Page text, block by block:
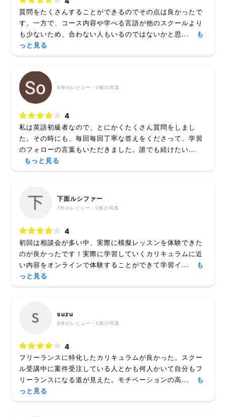
質問をたくさんすることができるのでその点は良かったで
す。一方で、コース内容や学べる言語が他のスクールより
も少ないため、合わない人もいるのではないかと思...
も
っと見る
8件のレビュー・ 0枚の写真
4
私は英語初級者なので、とにかくたくさん質問をしまし
た。その時にも、毎回毎回丁寧な答えをくださって、学習
のフォローの言葉もいただきました。誰でも続けたい...
もっと見る
下面ルシファー
7件のレビュー・ 0枚の写真
4
初回は相談会が多い中、実際に模擬レッスンを体験できた
のが良かったです！実際に学習していくカリキュラムに近
い内容をオンラインで体験することができて学習イ...
も
っと見る
suzu
8件のレビュー・ 0枚の写真
4
フリーランスに特化したカリキュラムが良かった。スクー
ル受講中に案件受注している人とかも何人かいて自分もフ
リーランスになる道が見えた。モチベーションの高...
も
っと見る